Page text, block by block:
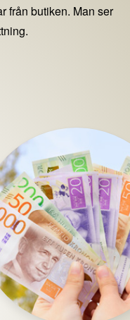
från butiken. Man ser